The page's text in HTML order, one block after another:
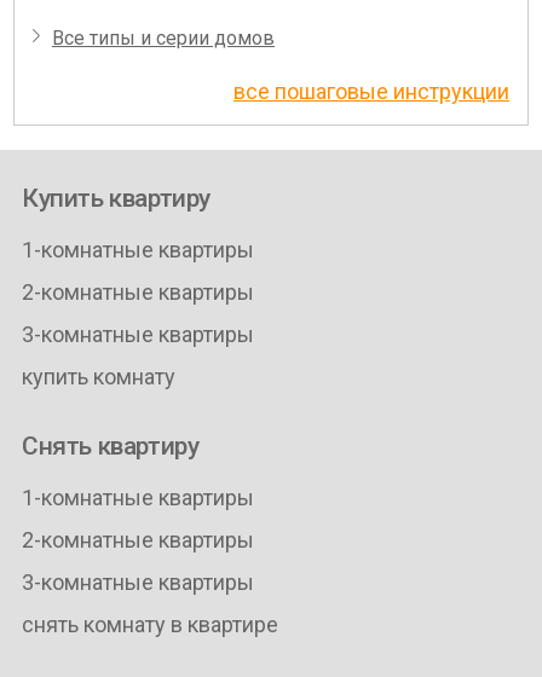
Все типы и серии домов
все пошаговые инструкции
Купить квартиру
1-комнатные квартиры
2-комнатные квартиры
3-комнатные квартиры
купить комнату
Снять квартиру
1-комнатные квартиры
2-комнатные квартиры
3-комнатные квартиры
снять комнату в квартире